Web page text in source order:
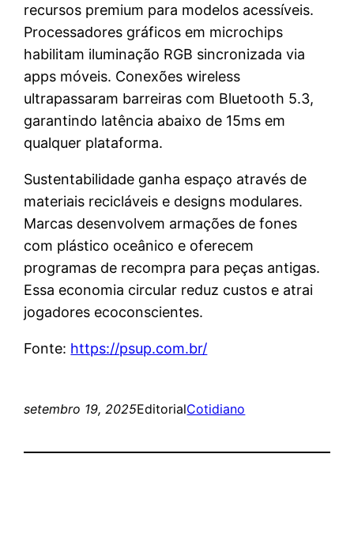
recursos premium para modelos acessíveis.
Processadores gráficos em microchips
habilitam iluminação RGB sincronizada via
apps móveis. Conexões wireless
ultrapassaram barreiras com Bluetooth 5.3,
garantindo latência abaixo de 15ms em
qualquer plataforma.
Sustentabilidade ganha espaço através de
materiais recicláveis e designs modulares.
Marcas desenvolvem armações de fones
com plástico oceânico e oferecem
programas de recompra para peças antigas.
Essa economia circular reduz custos e atrai
jogadores ecoconscientes.
Fonte: https://psup.com.br/
setembro 19, 2025EditorialCotidiano